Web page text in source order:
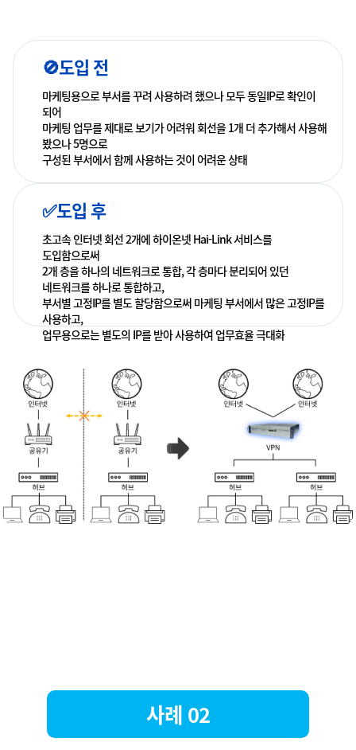
🚫도입 전
마케팅용으로 부서를 꾸려 사용하려 했으나 모두 동일IP로 확인이
되어
마케팅 업무를 제대로 보기가 어려워 회선을 1개 더 추가해서 사용해
봤으나 5명으로
구성된 부서에서 함께 사용하는 것이 어려운 상태
✅도입 후
초고속 인터넷 회선 2개에 하이온넷 Hai-Link 서비스를
도입함으로써
2개 층을 하나의 네트워크로 통합, 각 층마다 분리되어 있던
네트워크를 하나로 통합하고,
부서별 고정IP를 별도 할당함으로써 마케팅 부서에서 많은 고정IP를
사용하고,
업무용으로는 별도의 IP를 받아 사용하여 업무효율 극대화
사례 02